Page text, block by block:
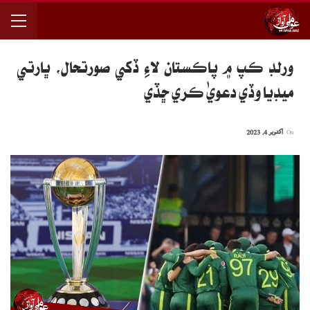
ورلڊ ڪپ ۾ پاڪستان لاءِ ڏُکي صورتحال، ڀارتي
ميڊيا وڏي دعويٰ ڪري ڇڏي
اکتوبر 4, 2023